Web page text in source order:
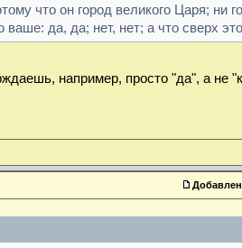
что он город великого Царя; ни
да, да; нет, нет; а что сверх
например, просто "да", а не